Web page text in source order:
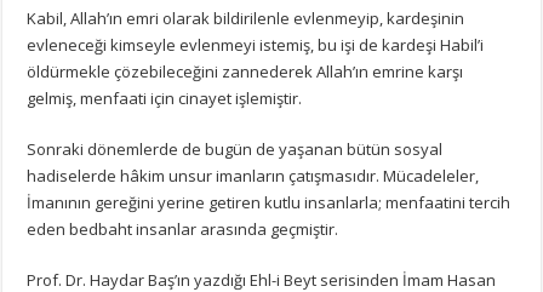
Kabil, Allah’ın emri olarak bildirilenle evlenmeyip, kardeşinin
evleneceği kimseyle evlenmeyi istemiş, bu işi de kardeşi Habil’i
öldürmekle çözebileceğini zannederek Allah’ın emrine karşı
gelmiş, menfaati için cinayet işlemiştir.
Sonraki dönemlerde de bugün de yaşanan bütün sosyal
hadiselerde hâkim unsur imanların çatışmasıdır. Mücadeleler,
İmanının gereğini yerine getiren kutlu insanlarla; menfaatini tercih
eden bedbaht insanlar arasında geçmiştir.
Prof. Dr. Haydar Baş’ın yazdığı Ehl-i Beyt serisinden İmam Hasan